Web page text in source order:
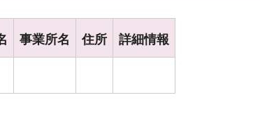
事業所名 住所 詳細情報